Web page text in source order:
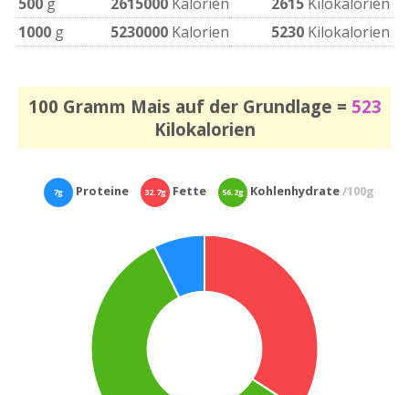
1000 g 5230000 Kalorien 5230 Kilokalorien
100 Gramm Mais auf der Grundlage = 523
Kilokalorien
7g Proteine 32.7g Fette 56.2g Kohlenhydrate/100g